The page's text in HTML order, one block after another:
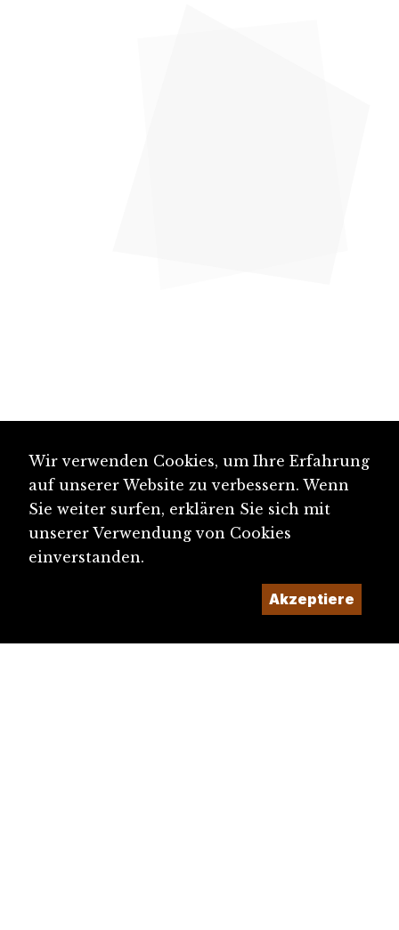
Wir verwenden Cookies, um Ihre Erfahrung
auf unserer Website zu verbessern. Wenn
Sie weiter surfen, erklären Sie sich mit
unserer Verwendung von Cookies
einverstanden.
Akzeptiere